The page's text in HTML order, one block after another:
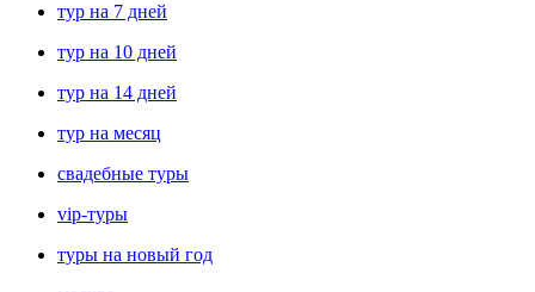
тур на 7 дней
тур на 10 дней
тур на 14 дней
тур на месяц
свадебные туры
vip-туры
туры на новый год